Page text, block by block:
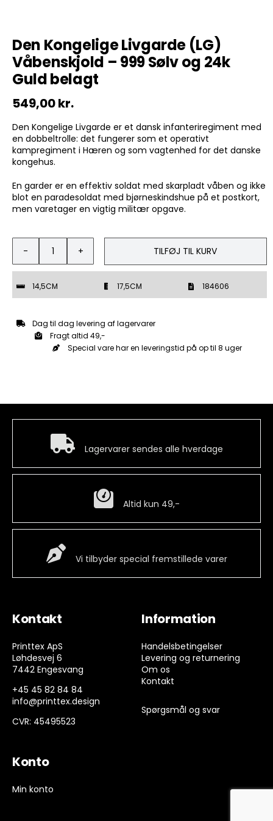
Den Kongelige Livgarde (LG)
Våbenskjold – 999 Sølv og 24k
Guld belagt
549,00kr.
Den Kongelige Livgarde er et dansk infanteriregiment med
en dobbeltrolle: det fungerer som et operativt
kampregiment i Hæren og som vagtenhed for det danske
kongehus.
En garder er en effektiv soldat med skarpladt våben og ikke
blot en paradesoldat med bjørneskindshue på et postkort,
men varetager en vigtig militær opgave.
Den
Kongelige
(LG)
Våbenskjold
999
Sølv
og
TILFØJ TIL KURV
14,5CM 17,5CM 184606
Dag til dag levering af lagervarer
Fragt altid 49,-
Special vare har en leveringstid på op til 8 uger
Lagervarer sendes alle hverdage
Altid kun 49,-
Vi tilbyder special fremstillede varer
Kontakt
Printtex ApS
Løhdesvej 6
7442 Engesvang
+45 45 82 84 84
info@printtex.design
CVR: 45495523
Information
Handelsbetingelser
Levering og returnering
Om os
Kontakt
Spørgsmål og svar
Konto
Min konto